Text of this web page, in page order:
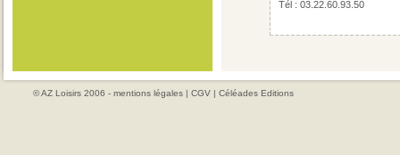
Tél : 03.22.60.93.50
© AZ Loisirs 2006 - mentions légales | CGV | Céléades Editions